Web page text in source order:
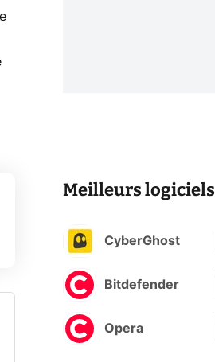
Meilleurs logiciels
CyberGhost
Bitdefender
Opera